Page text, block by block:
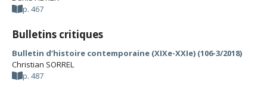
p. 467
Bulletins critiques
Bulletin d’histoire contemporaine (XIXe-XXIe) (106-3/2018)
Christian SORREL
p. 487